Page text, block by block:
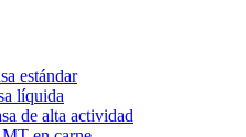
estándar
líquida
de alta actividad